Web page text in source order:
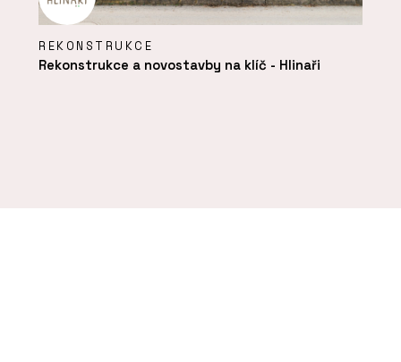
REKONSTRUKCE
Rekonstrukce a novostavby na klíč - Hlinaři